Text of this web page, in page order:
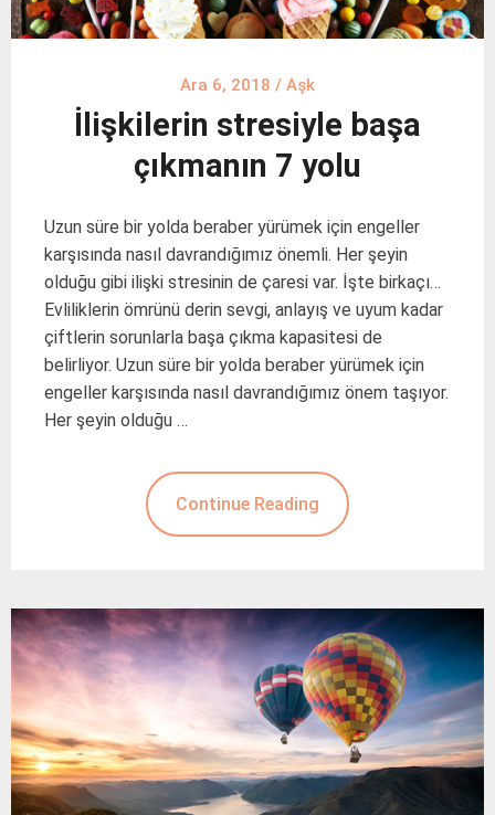
Ara 6, 2018 / Aşk
İlişkilerin stresiyle başa
çıkmanın 7 yolu
Uzun süre bir yolda beraber yürümek için engeller
karşısında nasıl davrandığımız önemli. Her şeyin
olduğu gibi ilişki stresinin de çaresi var. İşte birkaçı…
Evliliklerin ömrünü derin sevgi, anlayış ve uyum kadar
çiftlerin sorunlarla başa çıkma kapasitesi de
belirliyor. Uzun süre bir yolda beraber yürümek için
engeller karşısında nasıl davrandığımız önem taşıyor.
Her şeyin olduğu …
Continue Reading